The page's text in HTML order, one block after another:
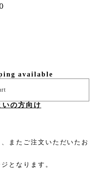
available
いの方向け
またご注文いただいたお
となります。